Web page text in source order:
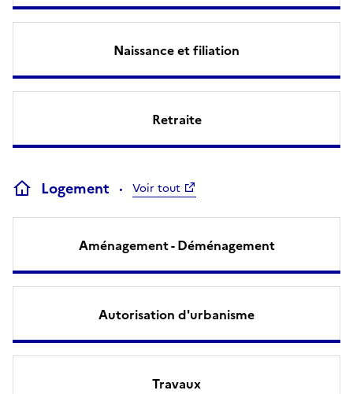
Naissance et filiation
Retraite
Logement Voir tout
Aménagement - Déménagement
Autorisation d'urbanisme
Travaux